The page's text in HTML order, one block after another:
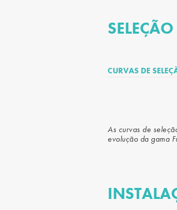
SELEÇÃO
CURVAS DE
As curvas de
evolução da gama